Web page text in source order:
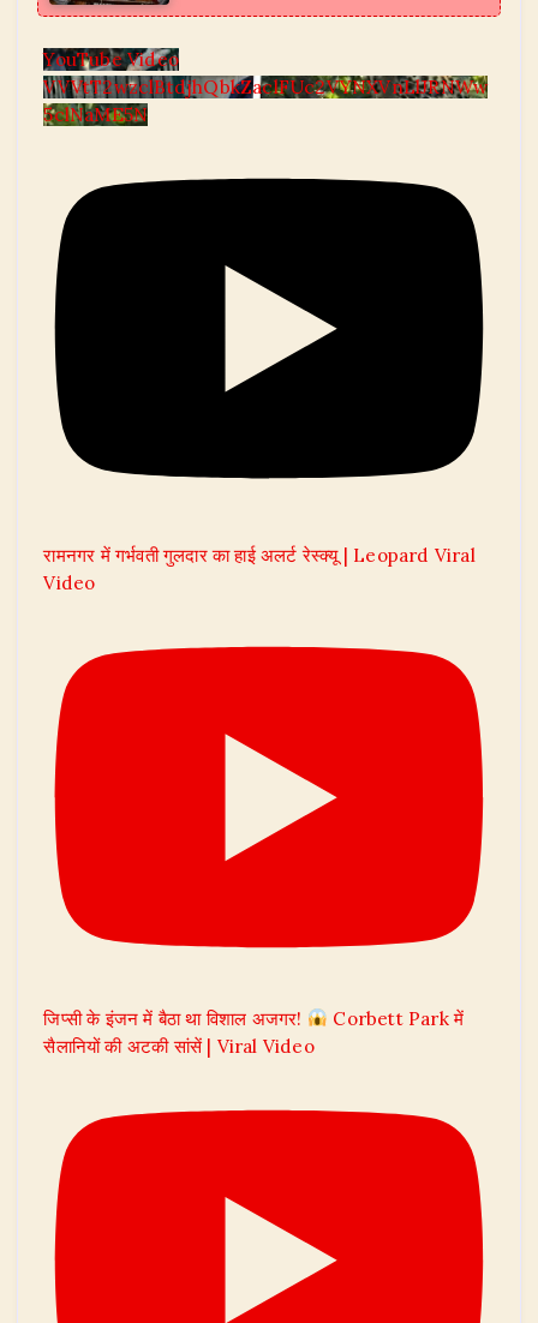
YouTube Video
VVVtT2wzclBtdjhQbkZaclFUc2VYNXVnLlJRNWw
5clNaME5N
रामनगर में गर्भवती गुलदार का हाई अलर्ट रेस्क्यू | Leopard Viral
Video
जिप्सी के इंजन में बैठा था विशाल अजगर!
Corbett Park में
सैलानियों की अटकी सांसें | Viral Video